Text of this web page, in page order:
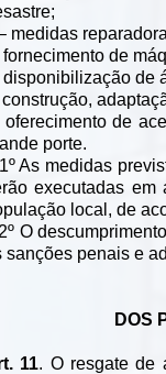
– medidas
fornecimento de
disponibilização de
oferecimento de
porte.
As medidas
executadas em
local, de
O
sanções penais e
DOS
11. O resgate de